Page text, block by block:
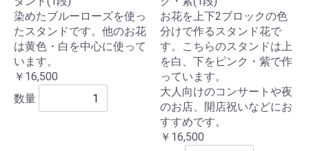
染めたブルーローズを使っ
たスタンドです。他のお花
は黄色・白を中心に使って
います。
￥16,500
数量
お花を上下2ブロックの色
分けで作るスタンド花で
す。こちらのスタンドは上
を白、下をピンク・紫で作
っています。
大人向けのコンサートや夜
のお店、開店祝いなどにお
すすめです。
￥16,500